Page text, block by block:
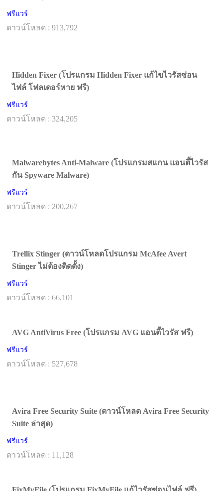
ฟรีแวร์
ดาวน์โหลด : 913,792
Hidden Fixer (โปรแกรม Hidden Fixer แก้ไขไวรัสซ่อน
ไฟล์ โฟลเดอร์หาย ฟรี)
ฟรีแวร์
ดาวน์โหลด : 324,205
Malwarebytes Anti-Malware (โปรแกรมสแกน แอนตี้ไวรัส
กัน Spyware Malware)
ฟรีแวร์
ดาวน์โหลด : 200,267
Trellix Stinger (ดาวน์โหลดโปรแกรม McAfee Avert
Stinger ไม่ต้องติดตั้ง)
ฟรีแวร์
ดาวน์โหลด : 66,101
AVG AntiVirus Free (โปรแกรม AVG แอนตี้ไวรัส ฟรี)
ฟรีแวร์
ดาวน์โหลด : 527,678
Avira Free Security Suite (ดาวน์โหลด Avira Free Security
Suite ล่าสุด)
ฟรีแวร์
ดาวน์โหลด : 11,128